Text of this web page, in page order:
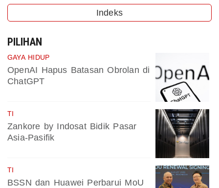
Indeks
PILIHAN
GAYA HIDUP
OpenAI Hapus Batasan Obrolan di
ChatGPT
TI
Zankore by Indosat Bidik Pasar
Asia-Pasifik
TI
BSSN dan Huawei Perbarui MoU